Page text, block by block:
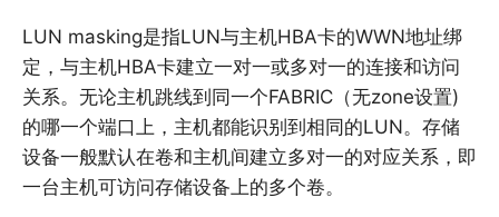
LUN masking是指LUN与主机HBA卡的WWN地址绑
定，与主机HBA卡建立一对一或多对一的连接和访问
关系。无论主机跳线到同一个FABRIC（无zone设置)
的哪一个端口上，主机都能识别到相同的LUN。存储
设备一般默认在卷和主机间建立多对一的对应关系，即
一台主机可访问存储设备上的多个卷。